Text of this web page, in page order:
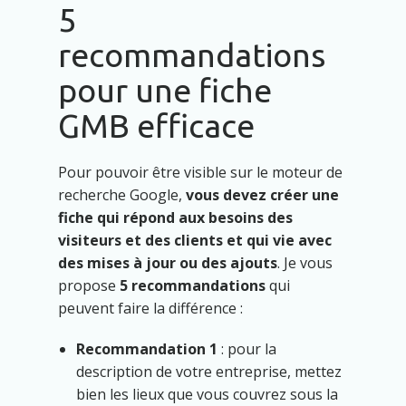
5
recommandations
pour une fiche
GMB efficace
Pour pouvoir être visible sur le moteur de
recherche Google, vous devez créer une
fiche qui répond aux besoins des
visiteurs et des clients et qui vie avec
des mises à jour ou des ajouts. Je vous
propose 5 recommandationsqui
peuvent faire la différence :
Recommandation 1 : pour la
description de votre entreprise, mettez
bien les lieux que vous couvrez sous la